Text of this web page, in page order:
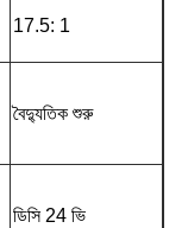
17.5: 1
বৈদ্যুতিক শুরু
ডিসি 24 ভি